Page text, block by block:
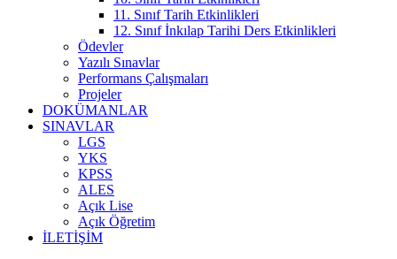
11. Sınıf Tarih Etkinlikleri
12. Sınıf İnkılap Tarihi Ders Etkinlikleri
Ödevler
Yazılı Sınavlar
Performans Çalışmaları
Projeler
DOKÜMANLAR
SINAVLAR
LGS
YKS
KPSS
ALES
Açık Lise
Açık Öğretim
İLETIŞIM